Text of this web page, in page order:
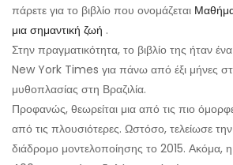
πάρετε για το βιβλίο που ονομάζεται
μια σημαντική ζωή .
Στην πραγματικότητα, το βιβλίο της ήταν
New York Times για πάνω από έξι μήνες
μυθοπλασίας στη Βραζιλία.
Προφανώς, θεωρείται μια από τις πιο
από τις πλουσιότερες. Ωστόσο, τελείωσε
διάδρομο μοντελοποίησης το 2015. Ακόμα, η